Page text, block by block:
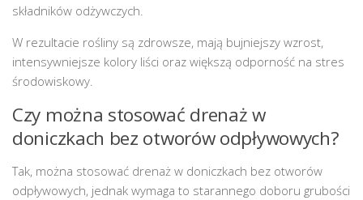
składników odżywczych.
W rezultacie rośliny są zdrowsze, mają bujniejszy wzrost,
intensywniejsze kolory liści oraz większą odporność na stres
środowiskowy.
Czy można stosować drenaż w
doniczkach bez otworów odpływowych?
Tak, można stosować drenaż w doniczkach bez otworów
odpływowych, jednak wymaga to starannego doboru grubości